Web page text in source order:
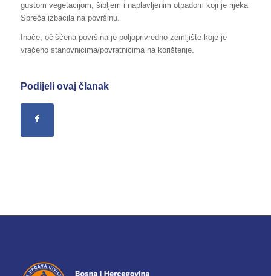
gustom vegetacijom, šibljem i naplavljenim otpadom koji je rijeka
Spreča izbacila na površinu.
Inače, očišćena površina je poljoprivredno zemljište koje je
vraćeno stanovnicima/povratnicima na korištenje.
Podijeli ovaj članak